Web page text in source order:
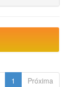
1 Próxima